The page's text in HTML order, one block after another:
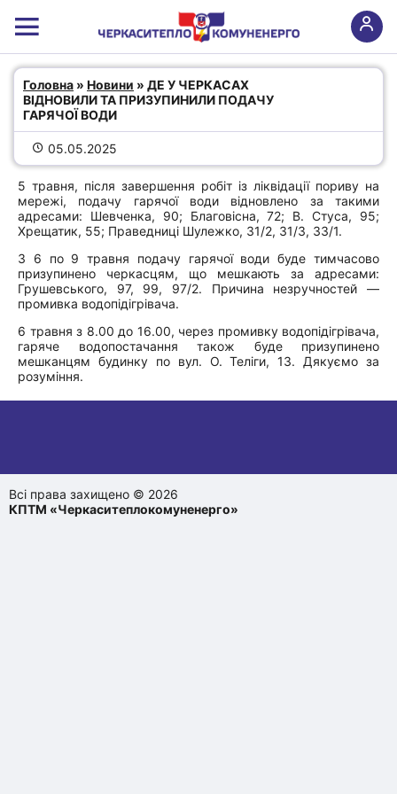
ДЕ У ЧЕРКАСАХ ВІДНОВИЛИ ТА
ПРИЗУПИНИЛИ ПОДАЧУ ГАРЯЧОЇ
ВОДИ
Головна » Новини » ДЕ У ЧЕРКАСАХ
ВІДНОВИЛИ ТА ПРИЗУПИНИЛИ ПОДАЧУ
ГАРЯЧОЇ ВОДИ
05.05.2025
5 травня, після завершення робіт із ліквідації пориву на
мережі, подачу гарячої води відновлено за такими
адресами: Шевченка, 90; Благовісна, 72; В. Стуса, 95;
Хрещатик, 55; Праведниці Шулежко, 31/2, 31/3, 33/1.
З 6 по 9 травня подачу гарячої води буде тимчасово
призупинено черкасцям, що мешкають за адресами:
Грушевського, 97, 99, 97/2. Причина незручностей —
промивка водопідігрівача.
6 травня з 8.00 до 16.00, через промивку водопідігрівача,
гаряче водопостачання також буде призупинено
мешканцям будинку по вул. О. Теліги, 13. Дякуємо за
розуміння.
Всі права захищено © 2026
КПТМ «Черкаситеплокомуненерго»